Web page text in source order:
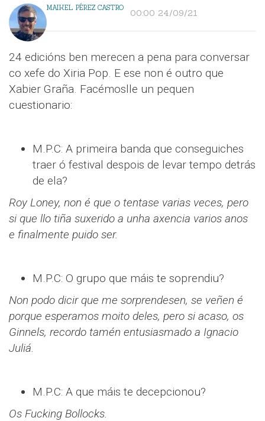
MAIKEL PÉREZ CASTRO 00:00 24/09/21
24 edicións ben merecen a pena para conversar
co xefe do Xiria Pop. E ese non é outro que
Xabier Graña. Facémoslle un pequen
cuestionario:
M.P.C: A primeira banda que conseguiches
traer ó festival despois de levar tempo detrás
de ela?
Roy Loney, non é que o tentase varias veces, pero
si que llo tiña suxerido a unha axencia varios anos
e finalmente puido ser.
M.P.C: O grupo que máis te soprendiu?
Non podo dicir que me sorprendesen, se veñen é
porque esperamos moito deles, pero si acaso, os
Ginnels, recordo tamén entusiasmado a Ignacio
Juliá.
M.P.C: A que máis te decepcionou?
Os Fucking Bollocks.